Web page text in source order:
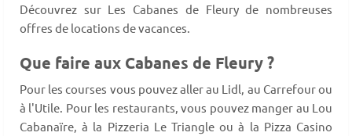
Découvrez sur Les Cabanes de Fleury de nombreuses
offres de locations de vacances.
Que faire aux Cabanes de Fleury ?
Pour les courses vous pouvez aller au Lidl, au Carrefour ou
à l'Utile. Pour les restaurants, vous pouvez manger au Lou
Cabanaïre, à la Pizzeria Le Triangle ou à la Pizza Casino